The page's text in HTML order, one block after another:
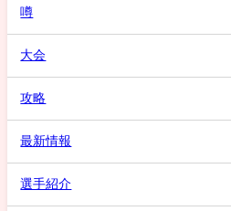
噂
大会
攻略
最新情報
選手紹介